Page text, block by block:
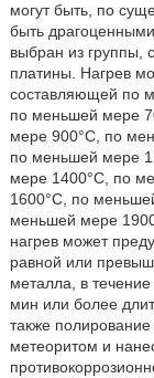
могут быть, по
быть
выбран из группы,
платины. Нагрев
составляющей по
по меньшей мере
мере 900°С, по
по меньшей мере
мере 1400°С, по
1600°С, по
меньшей мере
нагрев может
равной или
металла, в
мин или более
также
метеоритом и